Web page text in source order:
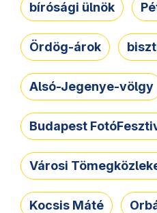
bírósági ülnök
Ördög-árok
Alsó-Jegenye-völgy
Budapest
Városi
Kocsis Máté